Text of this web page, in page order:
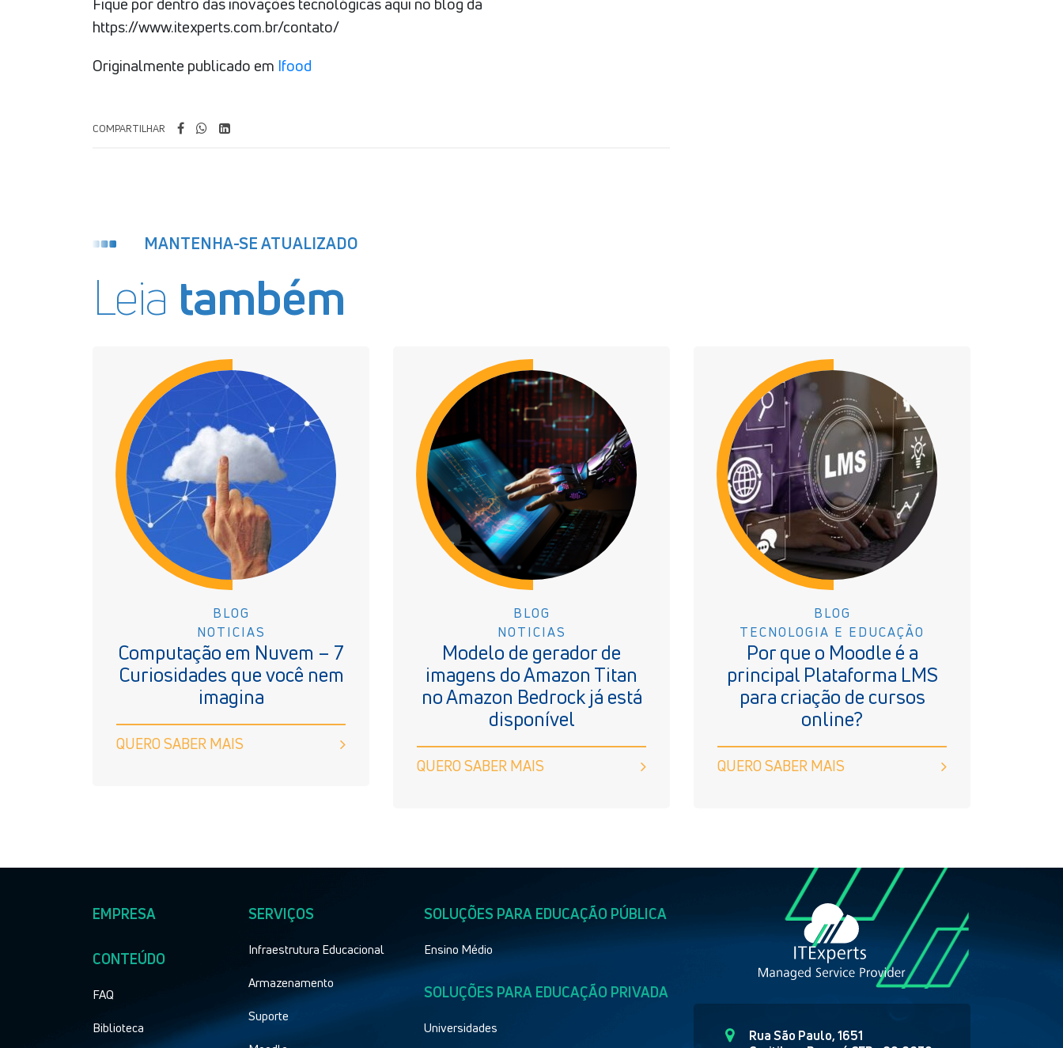
https://www.itexperts.com.br/contato/
Originalmente publicado em Ifood
COMPARTILHAR
MANTENHA-SE ATUALIZADO
Leia também
BLOG
NOTICIAS
Computação em Nuvem – 7
Curiosidades que você nem
imagina
QUERO SABER MAIS
BLOG
NOTICIAS
Modelo de gerador de
imagens do Amazon Titan
no Amazon Bedrock já está
disponível
QUERO SABER MAIS
BLOG
TECNOLOGIA E EDUCAÇÃO
Por que o Moodle é a
principal Plataforma LMS
para criação de cursos
online?
QUERO SABER MAIS
EMPRESA
CONTEÚDO
FAQ
Biblioteca
SERVIÇOS
Infraestrutura Educacional
Armazenamento
Suporte
SOLUÇÕES PARA EDUCAÇÃO PÚBLICA
Ensino Médio
SOLUÇÕES PARA EDUCAÇÃO PRIVADA
Universidades
Rua São Paulo, 1651